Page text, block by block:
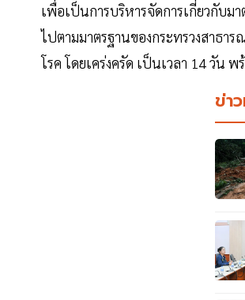
เพื่อเป็นการบริหารจัดการเกี่ยวกับม
ไปตามมาตรฐานของกระทรวงสาธา
โรค โดยเคร่งครัด เป็นเวลา 14 วัน
ข่า